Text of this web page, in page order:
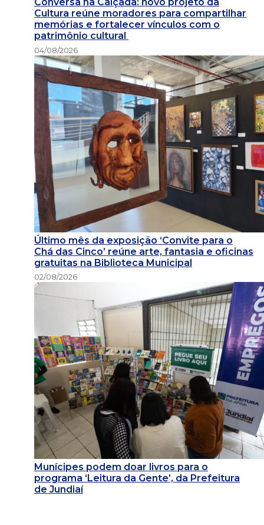
Cultura reúne moradores para compartilhar
memórias e fortalecer vínculos com o
patrimônio cultural
04/08/2026
Último mês da exposição ‘Convite para o
Chá das Cinco’ reúne arte, fantasia e oficinas
gratuitas na Biblioteca Municipal
02/08/2026
Munícipes podem doar livros para o
programa ‘Leitura da Gente’, da Prefeitura
de Jundiaí